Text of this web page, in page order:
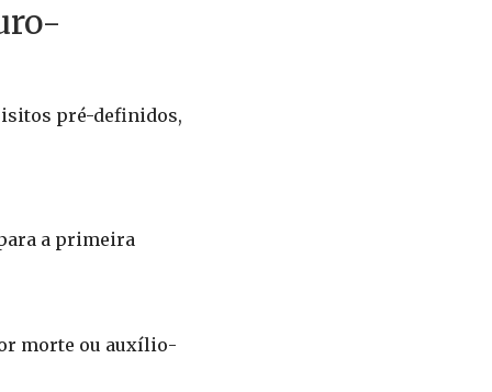
pré-definidos,
a primeira
morte ou auxílio-